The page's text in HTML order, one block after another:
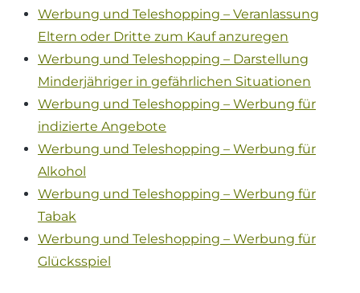
Werbung und Teleshopping – Veranlassung
Eltern oder Dritte zum Kauf anzuregen
Werbung und Teleshopping – Darstellung
Minderjähriger in gefährlichen Situationen
Werbung und Teleshopping – Werbung für
indizierte Angebote
Werbung und Teleshopping – Werbung für
Alkohol
Werbung und Teleshopping – Werbung für
Tabak
Werbung und Teleshopping – Werbung für
Glücksspiel